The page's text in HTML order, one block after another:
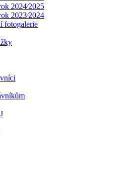
2024⁄2025
2023⁄2024
fotogalerie